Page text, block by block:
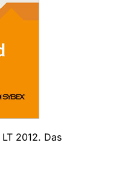
2012. Das